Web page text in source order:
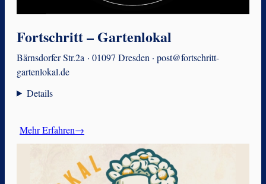
Fortschritt – Gartenlokal
Bärnsdorfer Str.2a · 01097 Dresden · post@fortschritt-
gartenlokal.de
Details
Mehr Erfahren→